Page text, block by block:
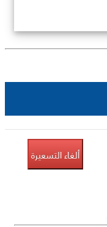
ألغاء التسعيرة